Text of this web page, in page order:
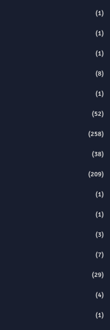
(1)
(1)
(1)
(8)
(1)
(52)
(258)
(38)
(209)
(1)
(1)
(3)
(7)
(29)
(4)
(1)